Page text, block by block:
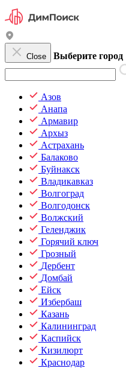
Close Выберите город
Азов
Анапа
Армавир
Архыз
Астрахань
Балаково
Буйнакск
Владикавказ
Волгоград
Волгодонск
Волжский
Геленджик
Горячий ключ
Грозный
Дербент
Домбай
Ейск
Избербаш
Казань
Калининград
Каспийск
Кизилюрт
Краснодар